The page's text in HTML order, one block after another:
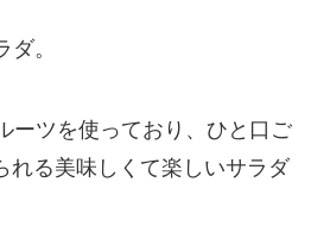
ダ。
ーツを使っており、ひと口ご
れる美味しくて楽しいサラダ